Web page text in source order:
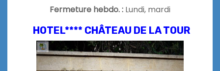
Fermeture hebdo. : Lundi, mardi
HOTEL**** CHÂTEAU DE LA TOUR